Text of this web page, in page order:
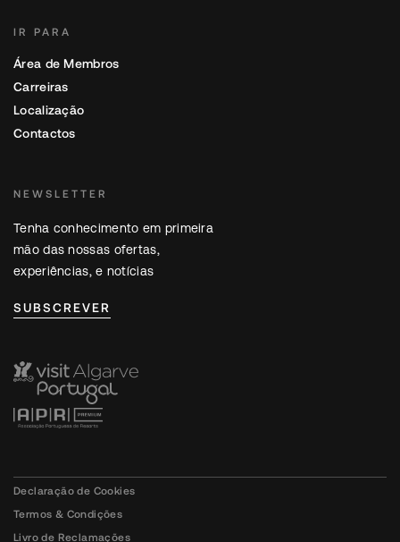
IR PARA
Área de Membros
Carreiras
Localização
Contactos
NEWSLETTER
Tenha conhecimento em primeira
mão das nossas ofertas,
experiências, e notícias
SUBSCREVER
Declaração de Cookies
Termos & Condições
Livro de Reclamações